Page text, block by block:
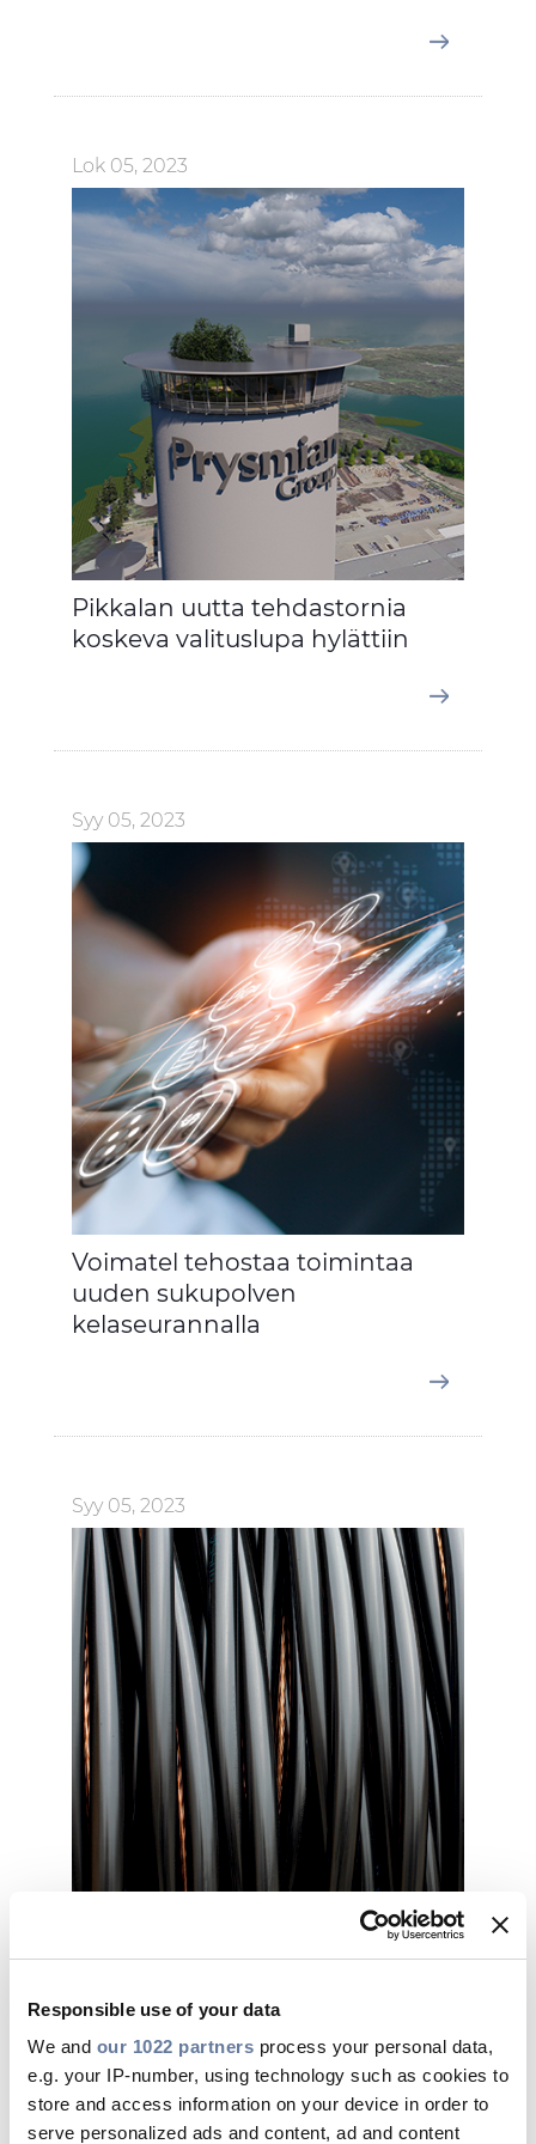
Responsible use of your data
We and our 1022 partners process your personal data,
e.g. your IP-number, using technology such as cookies to
store and access information on your device in order to
serve personalized ads and content, ad and content
Lok 05, 2023
Pikkalan uutta tehdastornia
koskeva valituslupa hylättiin
Syy 05, 2023
Voimatel tehostaa toimintaa
uuden sukupolven
kelaseurannalla
Syy 05, 2023
Pitkäaikaiskokeet ovat tärkeä
menestystarinaa